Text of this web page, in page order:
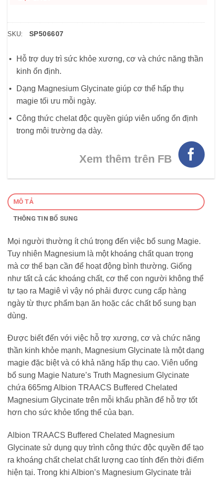
SKU: SP506607
Hỗ trợ duy trì sức khỏe xương, cơ và chức năng thần
kinh ổn định.
Dạng Magnesium Glycinate giúp cơ thể hấp thụ
magie tối ưu mỗi ngày.
Công thức chelat độc quyền giúp viên uống ổn định
trong môi trường dạ dày.
Xem thêm trên FB
MÔ TẢ
THÔNG TIN BỔ SUNG
Mọi người thường ít chú trọng đến việc bổ sung Magie.
Tuy nhiên Magnesium là một khoáng chất quan trọng
mà cơ thể bạn cần để hoạt động bình thường. Giống
như tất cả các khoáng chất, cơ thể con người không thể
tự tạo ra Magiê vì vậy nó phải được cung cấp hàng
ngày từ thực phẩm bạn ăn hoặc các chất bổ sung bạn
dùng.
Được biết đến với việc hỗ trợ xương, cơ và chức năng
thần kinh khỏe mạnh, Magnesium Glycinate là một dạng
magie đặc biệt và có khả năng hấp thụ cao. Viên uống
bổ sung Magie Nature’s Truth Magnesium Glycinate
chứa 665mg Albion TRAACS Buffered Chelated
Magnesium Glycinate trên mỗi khẩu phần để hỗ trợ tốt
hơn cho sức khỏe tổng thể của bạn.
Albion TRAACS Buffered Chelated Magnesium
Glycinate sử dụng quy trình công thức độc quyền để tạo
ra khoáng chất chelat chất lượng cao tính đến thời điểm
hiện tại. Trong khi Albion’s Magnesium Glycinate trải